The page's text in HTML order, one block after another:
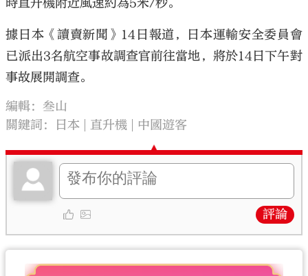
時直升機附近風速約為5米/秒。
據日本《讀賣新聞》14日報道，日本運輸安全委員會
已派出3名航空事故調查官前往當地，將於14日下午對
事故展開調查。
編輯：叁山
關鍵詞：
日本 直升機 中國遊客
評論